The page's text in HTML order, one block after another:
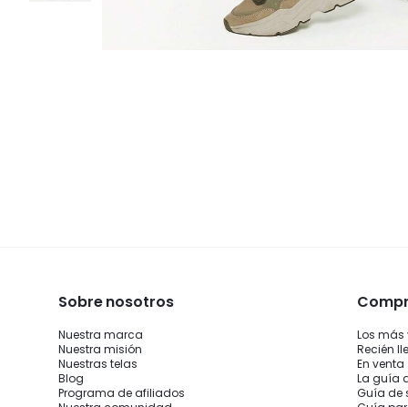
Sobre nosotros
Nuestra marca
Nuestra misión
Nuestras telas
Blog
Programa de afiliados
Los
Recién
En venta
La guía
Guía de